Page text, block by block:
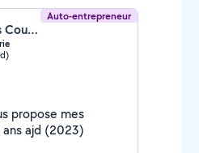
Auto-entrepreneur
Boris Bourmault (Boris Couverture)
propose mes
7 ans ajd (2023)